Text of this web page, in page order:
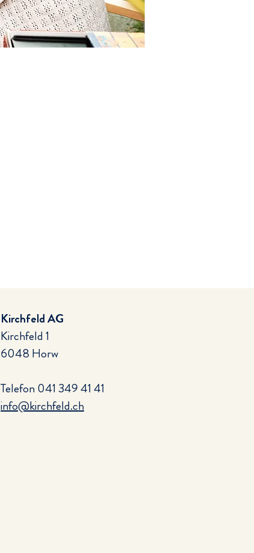
Kirchfeld AG
Kirchfeld 1
6048 Horw
Telefon041 349 41 41
info@kirchfeld.ch